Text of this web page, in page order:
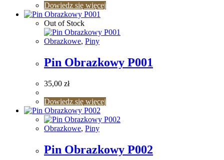
Dowiedz się więcej
Out of Stock
Obrazkowe, Piny
Pin Obrazkowy P001
35,00 zł
Dowiedz się więcej
Obrazkowe, Piny
Pin Obrazkowy P002